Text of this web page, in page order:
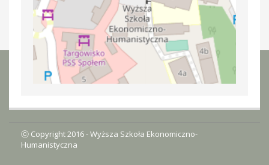
ⓒ Copyright 2016 -Wyższa Szkoła Ekonomiczno-
Humanistyczna